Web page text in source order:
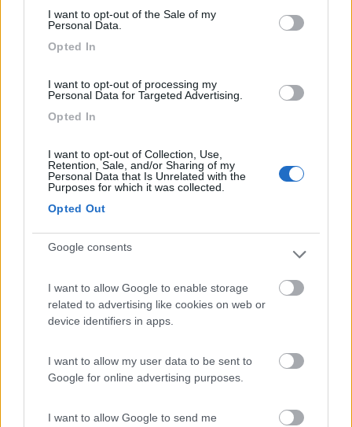
I want to opt-out of the Sale of my
Personal Data.
Opted In
I want to opt-out of processing my
Personal Data for Targeted Advertising.
Opted In
I want to opt-out of Collection, Use,
Retention, Sale, and/or Sharing of my
Personal Data that Is Unrelated with the
Purposes for which it was collected.
Opted Out
Google consents
I want to allow Google to enable storage
related to advertising like cookies on web or
device identifiers in apps.
I want to allow my user data to be sent to
Google for online advertising purposes.
I want to allow Google to send me
Si, è vero il frigo ciuccia però penso di avere un po' di margine
di miglioramento nell'autonomia...
http://yarighidone.blogspot.it
Inserito il13/04/2017 alle:15:54:08
Io vado con 2 pannelli da 100W e una batteria da 100AH.
Ho un camper piuttosto accessoriato con viesa, inverter 1KW ,
anche radioamatore quindi con apparato radio sempre acceso.
In estate, anche se la sera ho esagerato un po' a consumi,
(e a quel punto caricano anche la BM), in inverno ovviamente la
stufa consuma parecchio, ma se la giornata e' soleggiata,
riesco a recuperare la carica (ma la sera devo essere stato
Certamente se mi muovo le batterie si caricano molto prima. Ho
un alternatore da 180A che non ha problemi a dare alle batterie
tutto quello che chiedono.
dovuto cambiarla perche' anche da scarica non assorbiva piu'